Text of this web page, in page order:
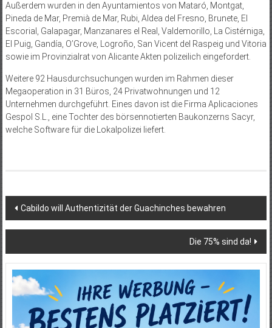
Außerdem wurden in den Ayuntamientos von Mataró, Montgat,
Pineda de Mar, Premià de Mar, Rubi, Aldea del Fresno, Brunete, El
Escorial, Galapagar, Manzanares el Real, Valdemorillo, La Cistérniga,
El Puig, Gandía, O’Grove, Logroño, San Vicent del Raspeig und Vitoria
sowie im Provinzialrat von Alicante Akten polizeilich eingefordert.
Weitere 92 Hausdurchsuchungen wurden im Rahmen dieser
Megaoperation in 31 Büros, 24 Privatwohnungen und 12
Unternehmen durchgeführt. Eines davon ist die Firma Aplicaciones
Gespol S.L., eine Tochter des börsennotierten Baukonzerns Sacyr,
welche Software für die Lokalpolizei liefert.
Beitragsnavigation
Cabildo will Authentizität der Guachinches bewahren
Die 75% sind da!